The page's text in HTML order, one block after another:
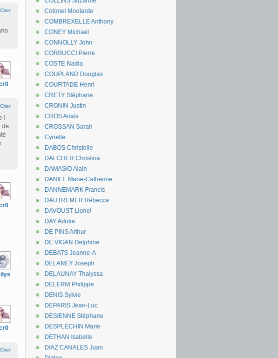
Citer
Citer
!
de
Citer
Colonel Moutarde
COMBREXELLE Anthony
CONEY Michael
CONNOLLY John
CORBUCCI Pierre
COSTE Nadia
COUPLAND Douglas
COURTADE Henri
CRETY Stéphane
CRONIN Justin
CROS Anaïs
CROSSAN Sarah
Cyrielle
DABOS Christelle
DALCHER Christina
DAMASIO Alain
DANIEL Marie-Catherine
DANNEMARK Francis
DAUTREMER Rébecca
DAVOUST Lionel
DAY Adolie
DE PINS Arthur
DE VIGAN Delphine
DEBATS Jeanne-A
DELANEY Joseph
DELAUNAY Thalyssa
DELERM Philippe
DENIS Sylvie
DEPARIS Jean-Luc
DESIENNE Stéphane
DESPLECHIN Marie
DETHAN Isabelle
DIAZ CANALES Juan